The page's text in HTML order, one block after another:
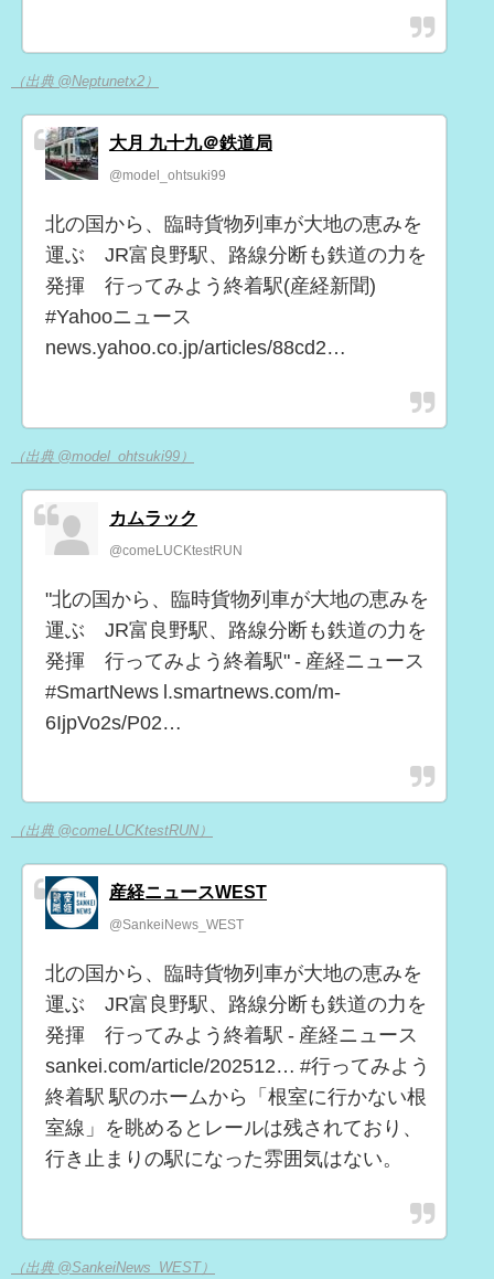
（出典 @Neptunetx2）
大月 九十九＠鉄道局
@model_ohtsuki99
北の国から、臨時貨物列車が大地の恵みを
運ぶ JR富良野駅、路線分断も鉄道の力を
発揮 行ってみよう終着駅(産経新聞)
#Yahooニュース
news.yahoo.co.jp/articles/88cd2…
（出典 @model_ohtsuki99）
カムラック
@comeLUCKtestRUN
"北の国から、臨時貨物列車が大地の恵みを
運ぶ JR富良野駅、路線分断も鉄道の力を
発揮 行ってみよう終着駅" - 産経ニュース
#SmartNews l.smartnews.com/m-
6IjpVo2s/P02…
（出典 @comeLUCKtestRUN）
産経ニュースWEST
@SankeiNews_WEST
北の国から、臨時貨物列車が大地の恵みを
運ぶ JR富良野駅、路線分断も鉄道の力を
発揮 行ってみよう終着駅 - 産経ニュース
sankei.com/article/202512… #行ってみよう
終着駅 駅のホームから「根室に行かない根
室線」を眺めるとレールは残されており、
行き止まりの駅になった雰囲気はない。
（出典 @SankeiNews_WEST）